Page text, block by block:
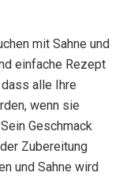
mit Sahne und
einfache Rezept
alle Ihre
wenn sie
Geschmack
Zubereitung
und Sahne wird